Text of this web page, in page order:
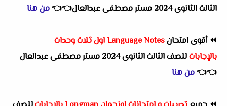
الثالث الثانوى 2024 مستر مصطفى عبدالعال👈
👈من هنا
⏪أقوى امتحان
Language Notes اول ثلاث وحدات
بالإجابات
للصف الثالث الثانوى 2024 مستر مصطفى عبدالعال
👈
👈من هنا